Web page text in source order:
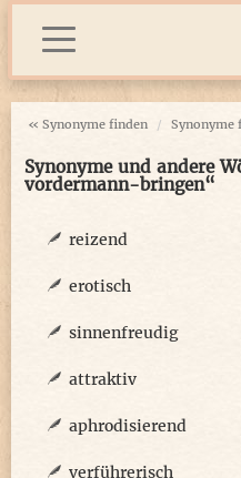
« Synonyme finden
Synonyme und andere
vordermann-bringen“
reizend
erotisch
sinnenfreudig
attraktiv
aphrodisierend
verführerisch